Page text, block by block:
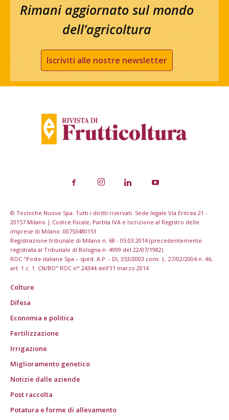
Rimani aggiornato sul mondo
dell’agricoltura
Iscriviti alle nostre newsletter
© Tecniche Nuove Spa. Tutti i diritti riservati. Sede legale Via Eritrea 21 -
20157 Milano | Codice fiscale, Partita IVA e Iscrizione al Registro delle
imprese di Milano: 00753480151
Registrazione tribunale di Milano n. 68 - 05.03.2014 (precedentemente
registrata al Tribunale di Bologna n. 4999 del 22/07/1982)
ROC "Poste italiane Spa – sped. A.P. - DL 353/2003 conv. L. 27/02/2004 n. 46,
art. 1 c. 1: CN/BO" ROC n° 24344 dell’11 marzo 2014
Colture
Difesa
Economia e politica
Fertilizzazione
Irrigazione
Miglioramento genetico
Notizie dalle aziende
Post raccolta
Potatura e forme di allevamento